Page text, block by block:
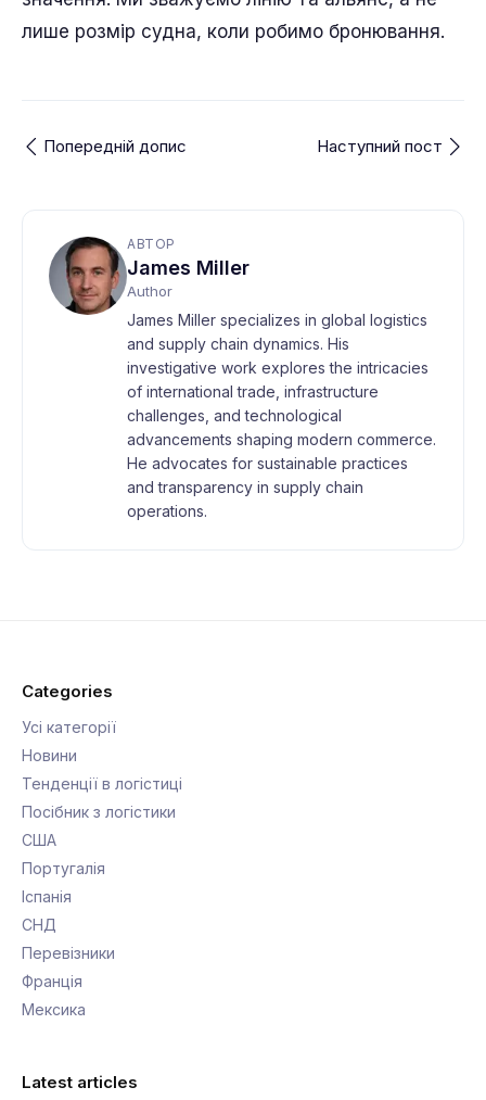
впливає на вартість за контейнер на
альянс, що стоїть за лінією, і скільки перевалки
значення. Ми зважуємо лінію та альянс, а не
лише розмір судна, коли робимо бронювання.
Попередній допис Наступний пост
АВТОР
James Miller
Усі категорії
Новини
США